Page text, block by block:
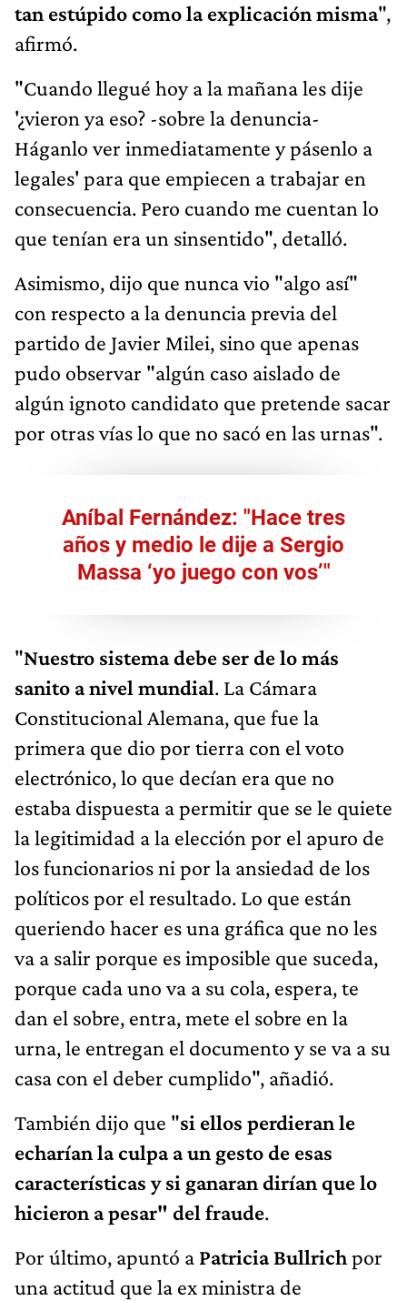
tan estúpido como la explicación misma",
afirmó.
"Cuando llegué hoy a la mañana les dije
'¿vieron ya eso? -sobre la denuncia-
Háganlo ver inmediatamente y pásenlo a
legales' para que empiecen a trabajar en
consecuencia. Pero cuando me cuentan lo
que tenían era un sinsentido", detalló.
Asimismo, dijo que nunca vio "algo así"
con respecto a la denuncia previa del
partido de Javier Milei, sino que apenas
pudo observar "algún caso aislado de
algún ignoto candidato que pretende sacar
por otras vías lo que no sacó en las urnas".
Aníbal Fernández: "Hace tres
años y medio le dije a Sergio
Massa ‘yo juego con vos’"
"Nuestro sistema debe ser de lo más
sanito a nivel mundial. La Cámara
Constitucional Alemana, que fue la
primera que dio por tierra con el voto
electrónico, lo que decían era que no
estaba dispuesta a permitir que se le quiete
la legitimidad a la elección por el apuro de
los funcionarios ni por la ansiedad de los
políticos por el resultado. Lo que están
queriendo hacer es una gráfica que no les
va a salir porque es imposible que suceda,
porque cada uno va a su cola, espera, te
dan el sobre, entra, mete el sobre en la
urna, le entregan el documento y se va a su
casa con el deber cumplido", añadió.
También dijo que "si ellos perdieran le
echarían la culpa a un gesto de esas
características y si ganaran dirían que lo
hicieron a pesar" del fraude.
Por último, apuntó a Patricia Bullrichpor
una actitud que la ex ministra de